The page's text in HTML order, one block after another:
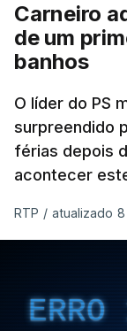
Carneiro
de um
banhos
O líder do PS
surpreendido
férias depois
acontecer
RTP / atualizado 8
ERRO